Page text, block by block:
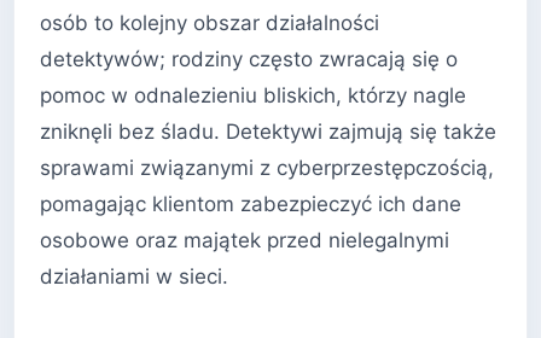
osób to kolejny obszar działalności
detektywów; rodziny często zwracają się o
pomoc w odnalezieniu bliskich, którzy nagle
zniknęli bez śladu. Detektywi zajmują się także
sprawami związanymi z cyberprzestępczością,
pomagając klientom zabezpieczyć ich dane
osobowe oraz majątek przed nielegalnymi
działaniami w sieci.